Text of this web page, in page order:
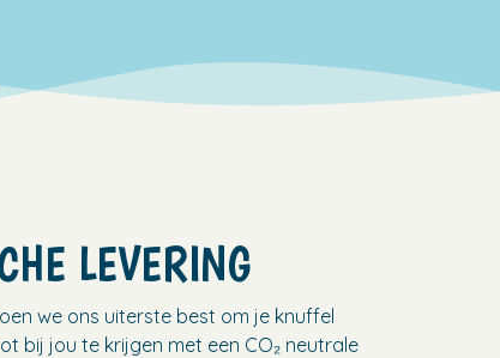
LEVERING
we ons uiterste best om je knuffel
bij jou te krijgen met een CO₂ neutrale